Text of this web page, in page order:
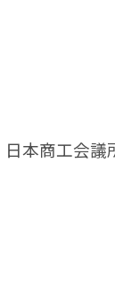
本商工会